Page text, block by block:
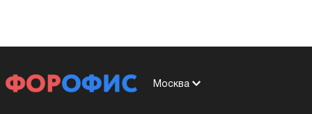
Москва